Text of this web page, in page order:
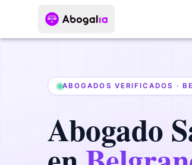
ABOGADOS VERIFICADOS ·
Abogado